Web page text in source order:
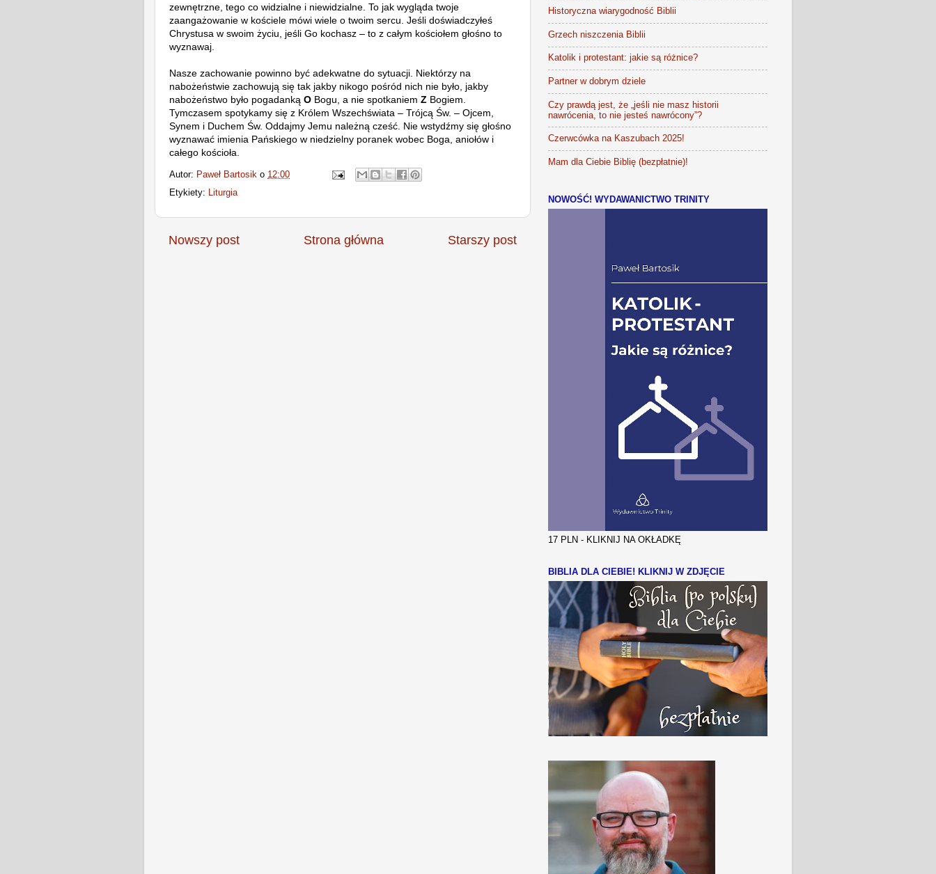
zewnętrzne, tego co widzialne i niewidzialne. To jak wygląda twoje
zaangażowanie w kościele mówi wiele o twoim sercu. Jeśli doświadczyłeś
Chrystusa w swoim życiu, jeśli Go kochasz – to z całym kościołem głośno to
wyznawaj.
Nasze zachowanie powinno być adekwatne do sytuacji. Niektórzy na
nabożeństwie zachowują się tak jakby nikogo pośród nich nie było, jakby
nabożeństwo było pogadanką O Bogu, a nie spotkaniem Z Bogiem.
Tymczasem spotykamy się z Królem Wszechświata – Trójcą Św. – Ojcem,
Synem i Duchem Św. Oddajmy Jemu należną cześć. Nie wstydźmy się głośno
wyznawać imienia Pańskiego w niedzielny poranek wobec Boga, aniołów i
całego kościoła.
Autor: Paweł Bartosik o 12:00
Etykiety: Liturgia
Nowszy post Starszy post
Strona główna
Historyczna wiarygodność Biblii
Grzech niszczenia Biblii
Katolik i protestant: jakie są różnice?
Partner w dobrym dziele
Czy prawdą jest, że „jeśli nie masz historii
nawrócenia, to nie jesteś nawrócony”?
Czerwcówka na Kaszubach 2025!
Mam dla Ciebie Biblię (bezpłatnie)!
NOWOŚĆ! WYDAWANICTWO TRINITY
17 PLN - KLIKNIJ NA OKŁADKĘ
BIBLIA DLA CIEBIE! KLIKNIJ W ZDJĘCIE